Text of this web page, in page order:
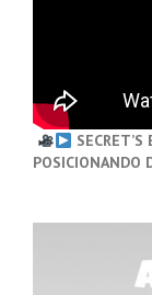
POSICIONANDO